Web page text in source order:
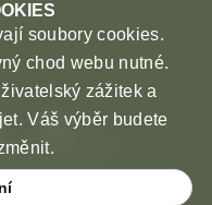
soubory cookies.
chod webu nutné.
zážitek a
Váš výběr budete